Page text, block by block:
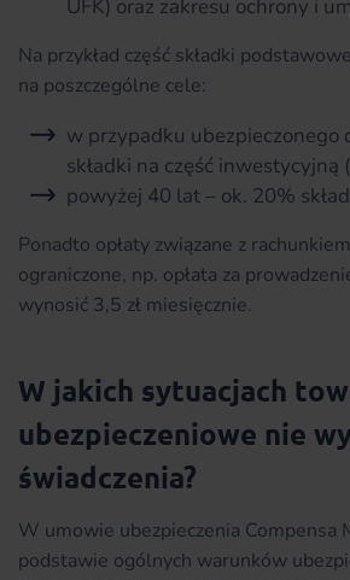
UFK) oraz zakresu ochrony i
Na przykład część składki
na poszczególne cele:
w przypadku ubezpieczonego
składki na część inwestycyjną
powyżej 40 lat – ok. 20%
Ponadto opłaty związane z
ograniczone, np. opłata za
wynosić 3,5 zł miesięcznie.
W jakich sytuacjach
ubezpieczeniowe nie
świadczenia?
W umowie ubezpieczenia Compensa
podstawie ogólnych warunków